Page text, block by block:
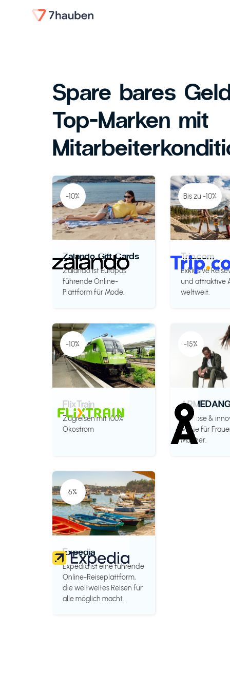
Spare bares
Top-Marken mit
-10%
Zalando Gift Cards
Zalando ist Europas
führende Online-
Plattform für Mode.
Bis zu -10%
Trip.com
Exklusive
und attraktive
weltweit.
-10%
FlixTrain
Zugreisen mit 100%
Ökostrom
-15%
Zeitlose &
Mode für
Männer.
6%
Expedia
Expedia ist eine führende
Online-Reiseplattform,
die weltweites Reisen für
alle möglich macht.